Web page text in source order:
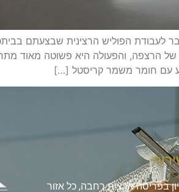
לעבודת הפוליש הרצינית שבצעתם
הרצפה, והפעולה היא פשוטה מאוד
עם חומר משמר קריסטל […]
בפריסה ארצית רחבה, כל אזור